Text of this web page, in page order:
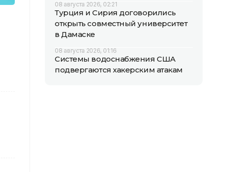
08 августа 2026, 02:21
Турция и Сирия договорились
открыть совместный университет
в Дамаске
08 августа 2026, 01:16
Системы водоснабжения США
подвергаются хакерским атакам